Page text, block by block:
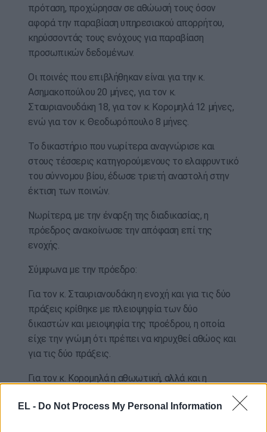
EL - Do Not Process My Personal Information
πρόταση, προχώρησαν σε αθώωσή τους όσον
αφορά την παραβίαση υπηρεσιακού απορρήτου,
κηρύσσοντάς τους ενόχους για παραβίαση
προσωπικών δεδομένων.
Οι ποινές που επιβλήθηκαν είναι για την κ.
Ασημακοπούλου 20 μήνες, για τον κ.
Σταυριανουδάκη 18, για τον κ. Κορομηλά 12 μήνες,
ενώ για τον κ. Θεοδωρόπουλο 8 μήνες.
Το δικαστήριο που νωρίτερα αναγνώρισε και
στους τέσσερις κατηγορούμενους το ελαφρυντικό
του σύννομου βίου, έδωσε τριετή αναστολή στην
έκτιση των ποινών.
Νωρίτερα, με την έναρξη της διαδικασίας, η
πρόεδρος ανακοίνωσε την απόφαση επί της
ενοχής.
Σύμφωνα με την πρόεδρο:
Για τον κ. Σταυριανουδάκη η ενοχή και για τις δύο
πράξεις κρίθηκε με πλειοψηφία των δύο
δικαστών και μειοψηφία της προέδρου, η οποία
είχε την γνώμη ότι πρέπει να κηρυχθεί αθώος και
για τις δύο πράξεις.
Για τον κ. Κορομηλά η αθωωτική, αλλά και η